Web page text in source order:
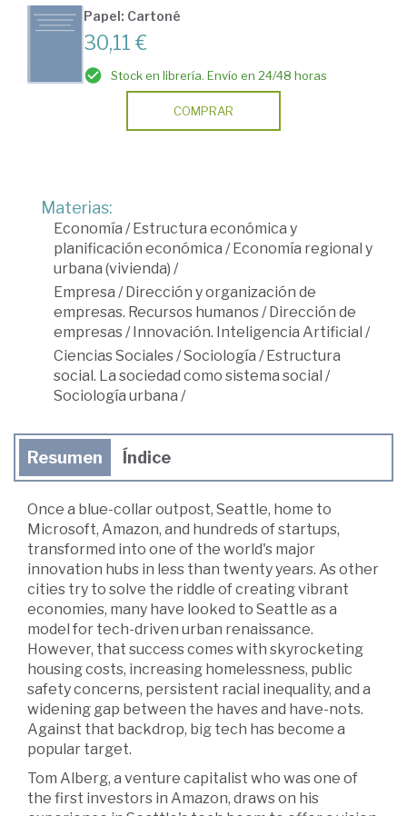
Papel: Cartoné
30,11 €
Stock en librería. Envío en 24/48 horas
COMPRAR
Materias:
Economía /Estructura económica y
planificación económica /Economía regional y
urbana (vivienda) /
Empresa /Dirección y organización de
empresas. Recursos humanos/Dirección de
empresas/Innovación. Inteligencia Artificial /
Ciencias Sociales/Sociología /Estructura
social. La sociedad como sistema social /
Sociología urbana /
Resumen Índice
Once a blue-collar outpost, Seattle, home to
Microsoft, Amazon, and hundreds of startups,
transformed into one of the world's major
innovation hubs in less than twenty years. As other
cities try to solve the riddle of creating vibrant
economies, many have looked to Seattle as a
model for tech-driven urban renaissance.
However, that success comes with skyrocketing
housing costs, increasing homelessness, public
safety concerns, persistent racial inequality, and a
widening gap between the haves and have-nots.
Against that backdrop, big tech has become a
popular target.
Tom Alberg, a venture capitalist who was one of
the first investors in Amazon, draws on his